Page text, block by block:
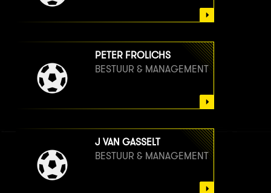
PETER FROLICHS
BESTUUR & MANAGEMENT
J VAN GASSELT
BESTUUR & MANAGEMENT